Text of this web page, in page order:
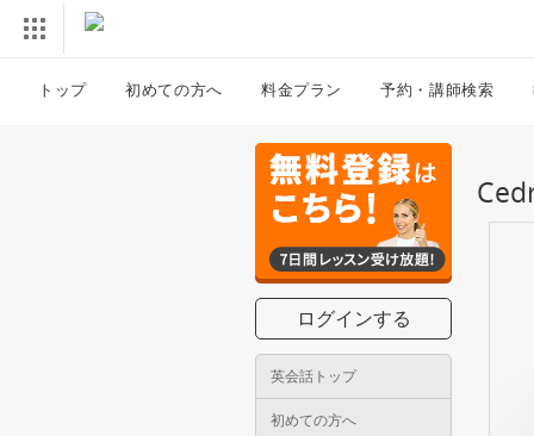
トップ 初めての方へ 料金プラン 予約・講師検索
ログインする
英会話トップ
初めての方へ